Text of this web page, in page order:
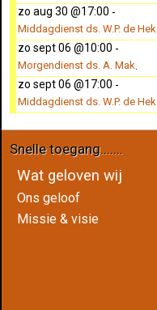
zo aug 30 @17:00 -
Middagdienst ds. W.P. de Hek
zo sept 06 @10:00 -
Morgendienst ds. A. Mak
zo sept 06 @17:00 -
Middagdienst ds. W.P. de Hek
Snelle toegang.......
Wat geloven wij
Ons geloof
Missie & visie